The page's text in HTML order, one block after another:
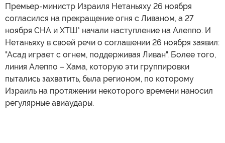
Премьер-министр Израиля Нетаньяху 26 ноября
согласился на прекращение огня с Ливаном, а 27
ноября СНА и ХТШ* начали наступление на Алеппо. И
Нетаньяху в своей речи о соглашении 26 ноября заявил:
"Асад играет с огнем, поддерживая Ливан". Более того,
линия Алеппо – Хама, которую эти группировки
пытались захватить, была регионом, по которому
Израиль на протяжении некоторого времени наносил
регулярные авиаудары.